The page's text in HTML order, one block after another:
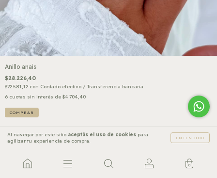
Al navegar por este sitio aceptás el uso de cookies para
agilizar tu experiencia de compra.
ENTENDIDO
0
Anillo anais
$28.226,40
$22.581,12 con Contado efectivo / Transferencia bancaria
6 cuotas sin interés de $4.704,40
COMPRAR